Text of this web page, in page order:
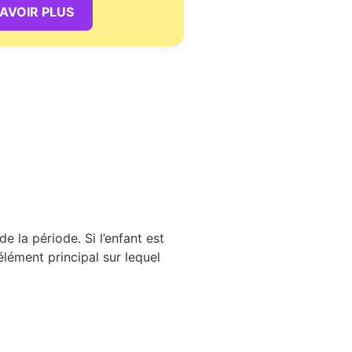
PLUS
la période. Si l’enfant est
principal sur lequel